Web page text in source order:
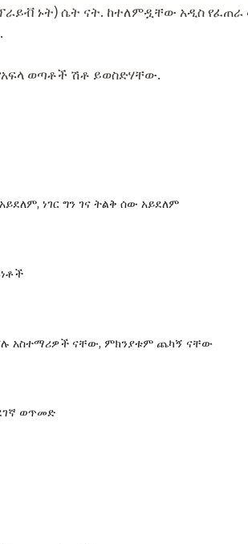
ኑት) ሴት ናት. ከተለምዷቸው አዲስ
ወጣቶች ሽቶ ይወስድሃቸው.
ነገር ግን ገና ትልቅ ሰው አይደለም
አስተማሪዎች ናቸው, ምክንያቱም ጨካኝ ናቸው
ወጥመድ